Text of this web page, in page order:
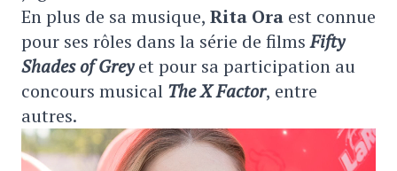
En plus de sa musique, Rita Ora est connue
pour ses rôles dans la série de filmsFifty
Shades of Greyet pour sa participation au
concours musical The X Factor, entre
autres.